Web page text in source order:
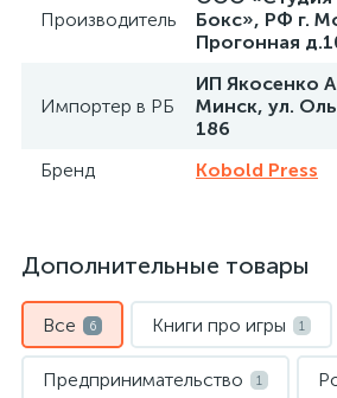
Производитель
Бокс», РФ г.
Прогонная
Импортер в РБ
ИП Якосенко
Минск, ул.
186
Бренд
Kobold Press
Дополнительные товары
Все 6 Книги про игры 1
Предпринимательство 1